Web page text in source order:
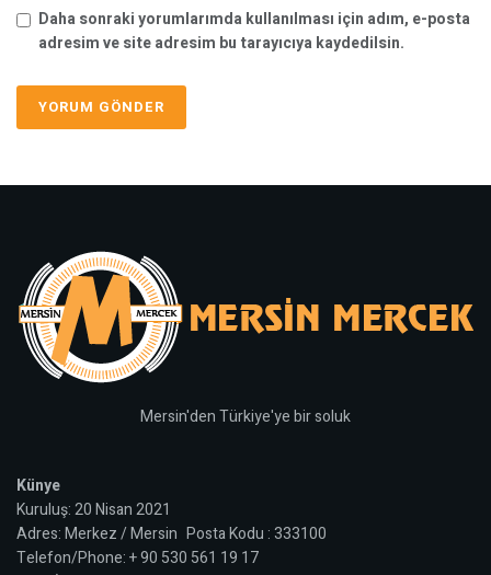
Daha sonraki yorumlarımda kullanılması için adım, e-posta
adresim ve site adresim bu tarayıcıya kaydedilsin.
Mersin'den Türkiye'ye bir soluk
Künye
Kuruluş: 20 Nisan 2021
Adres: Merkez / Mersin Posta Kodu : 333100
Telefon/Phone: + 90 530 561 19 17